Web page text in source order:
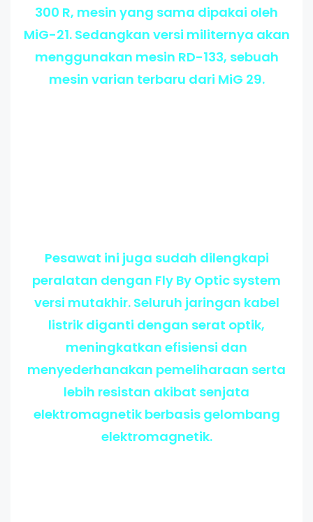
300 R, mesin yang sama dipakai oleh
MiG-21. Sedangkan versi militernya akan
menggunakan mesin RD-133, sebuah
mesin varian terbaru dari MiG 29.
Pesawat ini juga sudah dilengkapi
peralatan dengan Fly By Optic system
versi mutakhir. Seluruh jaringan kabel
listrik diganti dengan serat optik,
meningkatkan efisiensi dan
menyederhanakan pemeliharaan serta
lebih resistan akibat senjata
elektromagnetik berbasis gelombang
elektromagnetik.